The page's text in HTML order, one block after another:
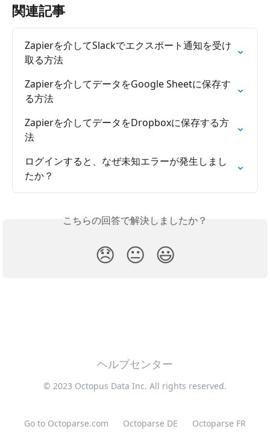
関連記事
Zapierを介してSlackでエクスポート通知を受け
取る方法
Zapierを介してデータをGoogle Sheetに保存す
る方法
Zapierを介してデータをDropboxに保存する方
法
ログインすると、なぜ未知エラーが発生しまし
たか？
こちらの回答で解決しましたか？
😞 😐 😃
ヘルプセンター
© 2023 Octopus Data Inc. All rights reserved.
Go to Octoparse.com Octoparse DE
Octoparse FR